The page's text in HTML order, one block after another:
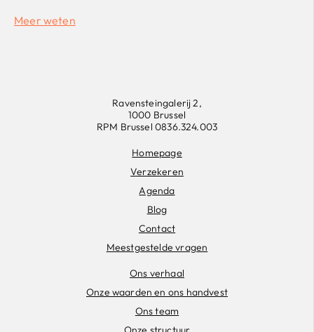
Meer weten
Ravensteingalerij 2,
1000 Brussel
RPM Brussel 0836.324.003
Homepage
Verzekeren
Agenda
Blog
Contact
Meestgestelde vragen
Ons verhaal
Onze waarden en ons handvest
Ons team